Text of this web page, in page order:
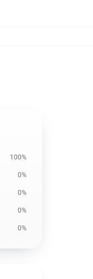
100%
0%
0%
0%
0%